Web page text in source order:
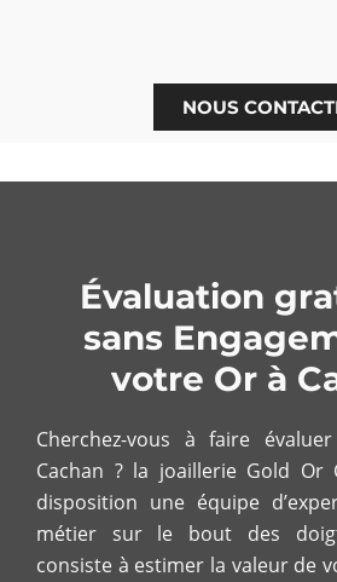
NOUS
Évaluation
sans
votre Or à
Cherchez-vous à faire
Cachan ? la joaillerie Gold
disposition une équipe
métier sur le bout des
consiste à estimer la valeur de